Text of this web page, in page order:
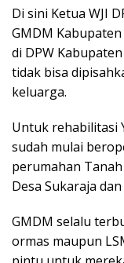
Di sini Ketua WJI
GMDM
di DPW
tidak bisa
keluarga.
Untuk rehabilitasi
sudah mulai
perumahan
Desa Sukaraja
GMDM selalu
ormas maupun